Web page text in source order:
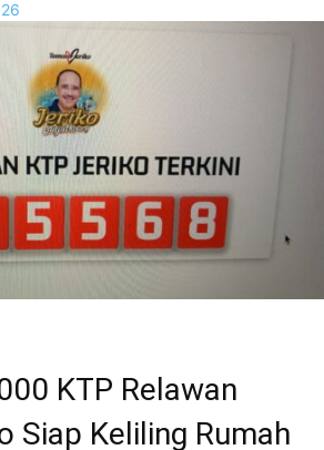
KTP Relawan
Siap Keliling Rumah